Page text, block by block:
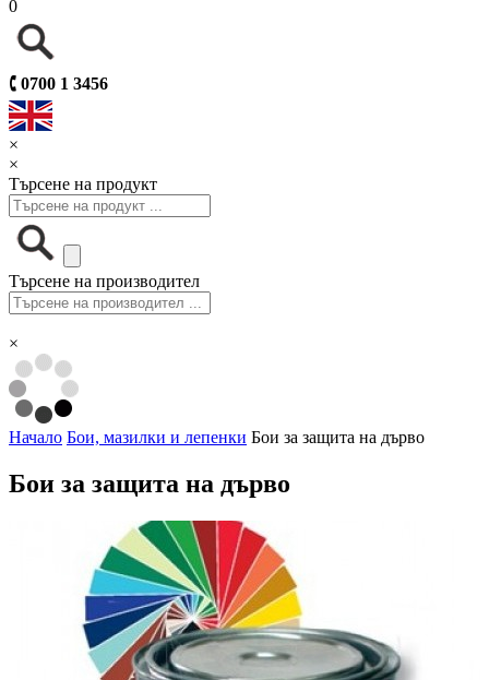
0
🕻 0700 1 3456
×
×
Търсене на продукт
Търсене на производител
×
Начало Бои, мазилки и лепенки Бои за защита на дърво
Бои за защита на дърво